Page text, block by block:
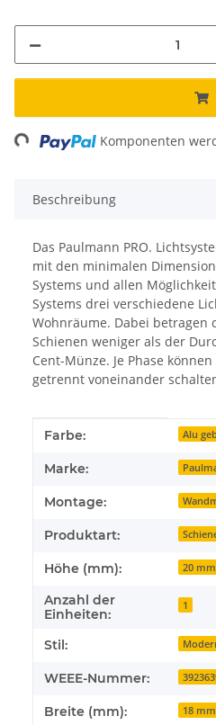
Komponenten
Beschreibung
Das Paulmann PRO.
mit den minimalen
Systems und allen
Systems drei verschiedene
Wohnräume. Dabei betragen
Schienen weniger als der
Cent-Münze. Je Phase
getrennt voneinander
Produkteigenschaft
Wert
Farbe: Alu
Marke:
Montage:
Produktart:
Höhe (mm): 20 mm
Anzahl der
Einheiten:
1
Stil:
WEEE-Nummer:
Breite (mm): 18 mm